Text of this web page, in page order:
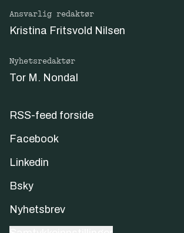
Ansvarlig redaktør
Kristina Fritsvold Nilsen
Nyhetsredaktør
Tor M. Nondal
RSS-feed forside
Facebook
Linkedin
Bsky
Nyhetsbrev